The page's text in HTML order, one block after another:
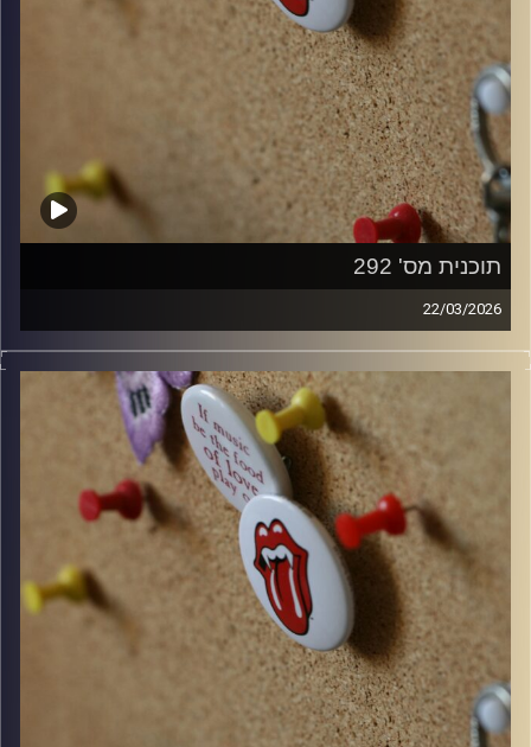
תוכנית מס' 292
22/03/2026
קלאסיקות רוק עם אורן הוף.
włodi